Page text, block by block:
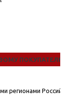
ПОКУПАТЕЛЮ
регионами Российской